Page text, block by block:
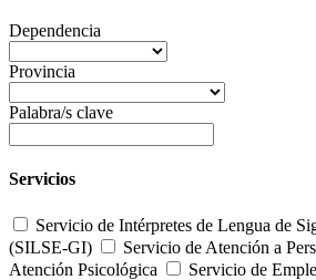
Dependencia
Provincia
Palabra/s clave
Servicios
Servicio de Intérpretes de Lengua de
(SILSE-GI)
Servicio de Atención a
Atención Psicológica
Servicio de